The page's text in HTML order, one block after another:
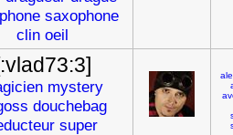
saxophone
clin oeil
mystery
douchebag
super